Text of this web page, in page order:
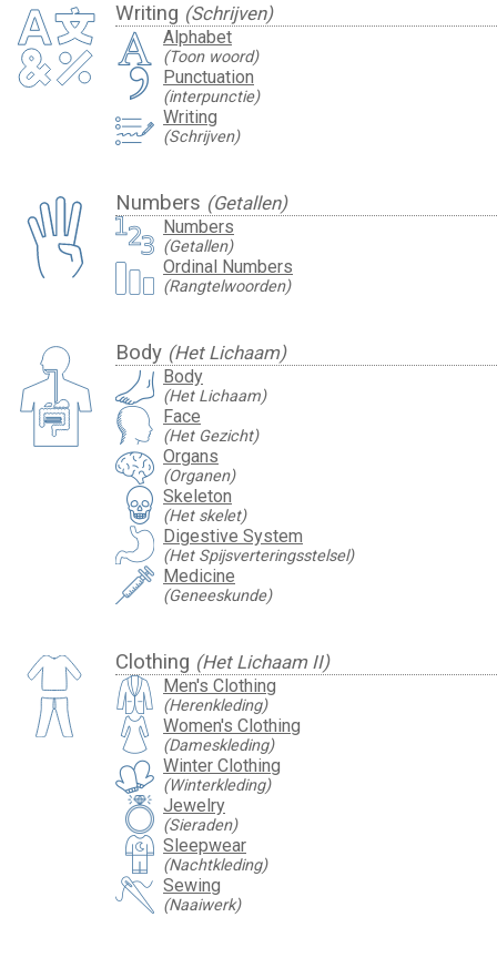
Writing (Schrijven)
Alphabet
(Toon woord)
Punctuation
(interpunctie)
Writing
(Schrijven)
Numbers (Getallen)
Numbers
(Getallen)
Ordinal Numbers
(Rangtelwoorden)
Body (Het Lichaam)
Body
(Het Lichaam)
Face
(Het Gezicht)
Organs
(Organen)
Skeleton
(Het skelet)
Digestive System
(Het Spijsverteringsstelsel)
Medicine
(Geneeskunde)
Clothing (Het Lichaam II)
Men's Clothing
(Herenkleding)
Women's Clothing
(Dameskleding)
Winter Clothing
(Winterkleding)
Jewelry
(Sieraden)
Sleepwear
(Nachtkleding)
Sewing
(Naaiwerk)